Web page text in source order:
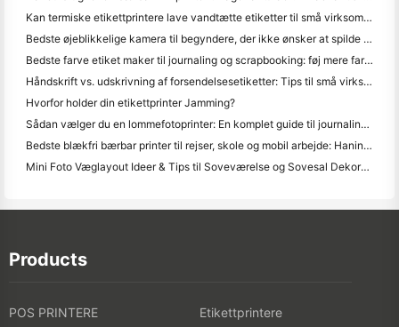
Kan termiske etikettprintere lave vandtætte etiketter til små virksomhedsprodukter?
Bedste øjeblikkelige kamera til begyndere, der ikke ønsker at spilde papir
Bedste farve etiket maker til journaling og scrapbooking: føj mere farve til hver side
Håndskrift vs. udskrivning af forsendelsesetiketter: Tips til små virksomheder i 2026
Hvorfor holder din etikettprinter Jamming?
Sådan vælger du en lommefotoprinter: En komplet guide til journaling, rejser og iPhone-brugere
Bedste blækfri bærbar printer til rejser, skole og mobil arbejde: Hanin MT620 Pro anmeldelse
Mini Foto Væglayout Ideer & Tips til Soveværelse og Sovesal Dekoration
Products
POS PRINTERE
Etikettprintere